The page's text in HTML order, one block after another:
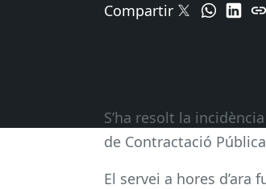
Compartir
S’ha resolt la
de Contractació
El servei a hores